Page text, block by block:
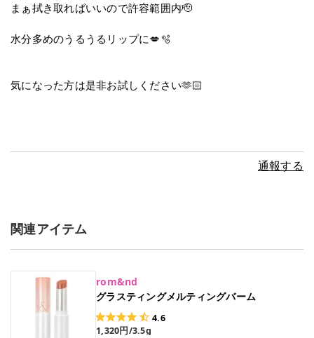
まぁ拭き取ればいいので許容範囲内🫡
水分多めのうるうるリップに💋🫧
気になった方は是非お試しください🫶🏻
通報する
関連アイテム
rom&nd
グラスティングメルティングバーム
4.6
1,320円/3.5g